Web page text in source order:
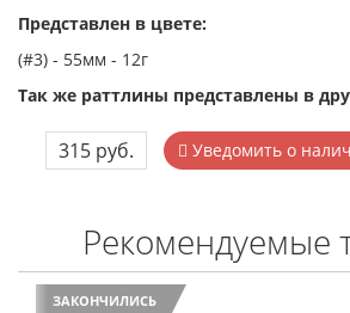
Представлен в цвете:
(#3) - 55мм - 12г
Так же раттлины представлены в
315 руб. Уведомить о
Рекомендуемые
ЗАКОНЧИЛИСЬ